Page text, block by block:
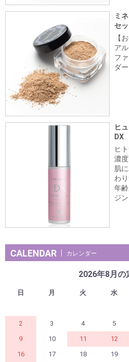
ミ
セッ
【
アル
フ
ダ
ヒ
DX
ヒ
濃
肌
わ
年
ジ
CALENDAR カレンダー
2026年8月の
日 月 火 水
2
3 4 5
9
10 11 12
16
17 18 19